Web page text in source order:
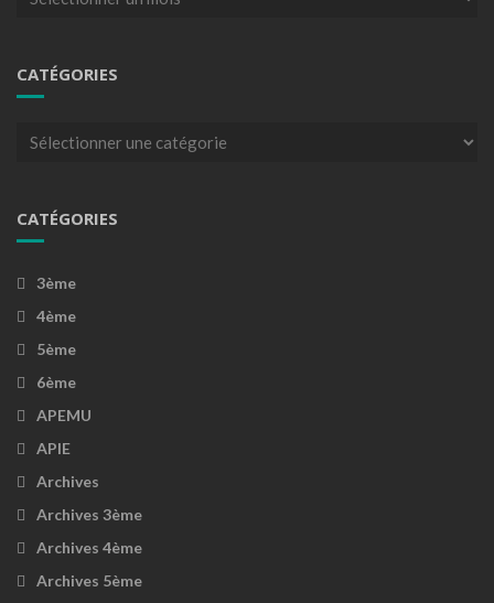
CATÉGORIES
Catégories
CATÉGORIES
3ème
4ème
5ème
6ème
APEMU
APIE
Archives
Archives 3ème
Archives 4ème
Archives 5ème